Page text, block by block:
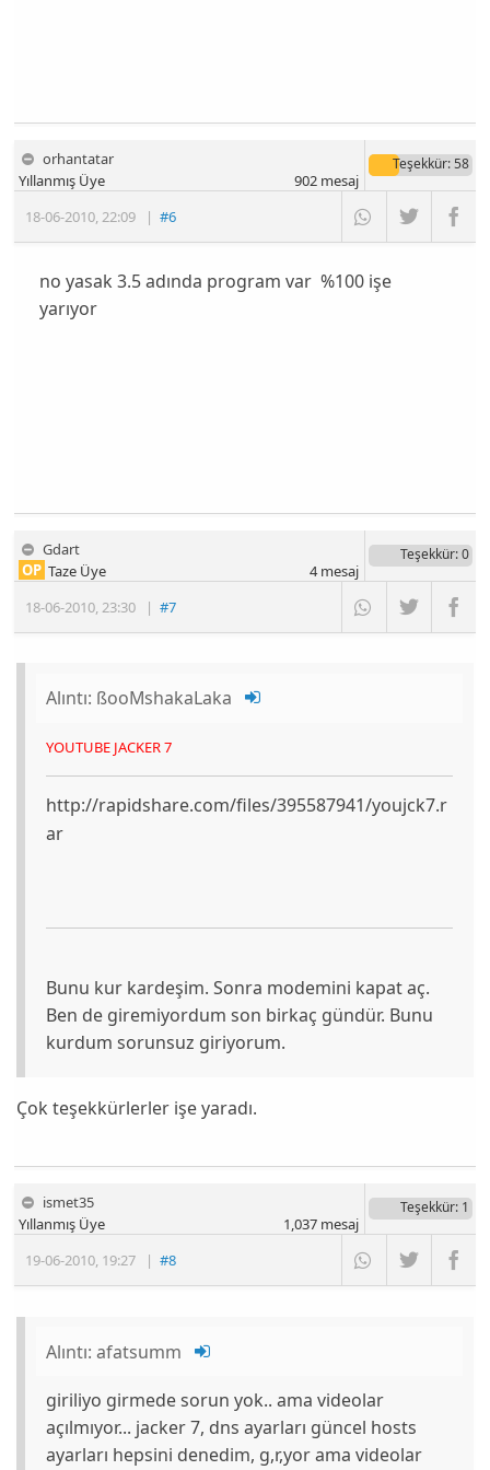
orhantatar
18-06-2010,22:09 |#6
Yıllanmış Üye
Teşekkür: 58
902mesaj
no yasak 3.5 adında program var %100 işe
yarıyor
Gdart
18-06-2010 23:30 |#7
OP Taze Üye
Teşekkür: 0
4mesaj
Alıntı: ßooMshakaLaka
YOUTUBE JACKER 7
http://rapidshare.com/files/395587941/youjck7.r
ar
Bunu kur kardeşim. Sonra modemini kapat aç.
Ben de giremiyordum son birkaç gündür. Bunu
kurdum sorunsuz giriyorum.
Çok teşekkürlerler işe yaradı.
ismet35
19-06-2010, 19:27 |#8
Yıllanmış Üye
Teşekkür: 1
1,037mesaj
Alıntı:afatsumm
giriliyo girmede sorun yok.. ama videolar
açılmıyor... jacker 7, dns ayarları güncel hosts
ayarları hepsini denedim, g,r,yor ama videolar